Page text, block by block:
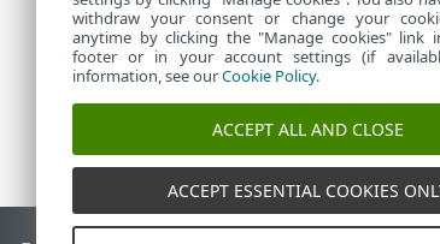
withdraw your consent or change your
anytime by clicking the "Manage cookies" link
footer or in your account settings (if
information, see ourCookie Policy.
ACCEPT ALL AND CLOSE
ACCEPT ESSENTIAL COOKIES